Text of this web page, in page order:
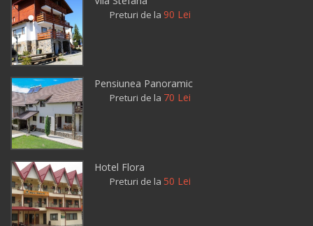
Preturi de la 90 Lei
Pensiunea Panoramic
Preturi de la 70 Lei
Hotel Flora
Preturi de la 50 Lei